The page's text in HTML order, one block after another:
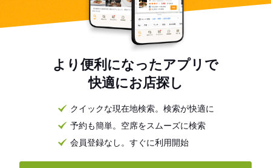
より便利になったアプリで
快適にお店探し
クイックな現在地検索。検索が快適に
予約も簡単。空席をスムーズに検索
会員登録なし。すぐに利用開始